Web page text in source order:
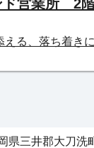
ド営業所 2
える、落ち着き
県三井郡大刀洗